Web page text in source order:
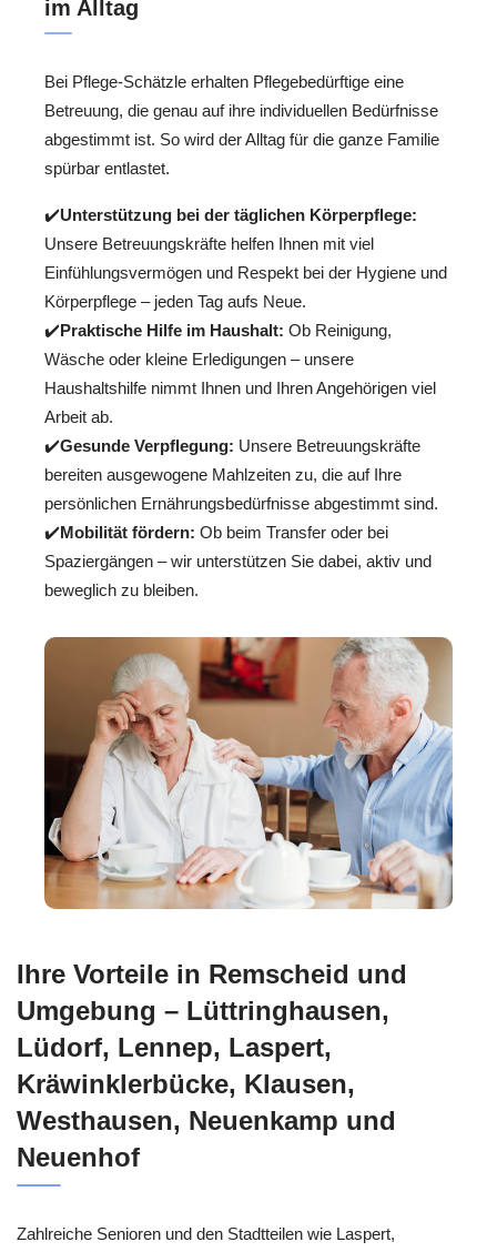
im Alltag
Bei Pflege-Schätzle erhalten Pflegebedürftige eine
Betreuung, die genau auf ihre individuellen Bedürfnisse
abgestimmt ist. So wird der Alltag für die ganze Familie
spürbar entlastet.
✔️Unterstützung bei der täglichen Körperpflege:
Unsere Betreuungskräfte helfen Ihnen mit viel
Einfühlungsvermögen und Respekt bei der Hygiene und
Körperpflege – jeden Tag aufs Neue.
✔️Praktische Hilfe im Haushalt: Ob Reinigung,
Wäsche oder kleine Erledigungen – unsere
Haushaltshilfe nimmt Ihnen und Ihren Angehörigen viel
Arbeit ab.
✔️Gesunde Verpflegung: Unsere Betreuungskräfte
bereiten ausgewogene Mahlzeiten zu, die auf Ihre
persönlichen Ernährungsbedürfnisse abgestimmt sind.
✔️Mobilität fördern: Ob beim Transfer oder bei
Spaziergängen – wir unterstützen Sie dabei, aktiv und
beweglich zu bleiben.
Ihre Vorteile in Remscheid und
Umgebung – Lüttringhausen,
Lüdorf, Lennep, Laspert,
Kräwinklerbücke, Klausen,
Westhausen, Neuenkamp und
Neuenhof
Zahlreiche Senioren und den Stadtteilen wie Laspert,